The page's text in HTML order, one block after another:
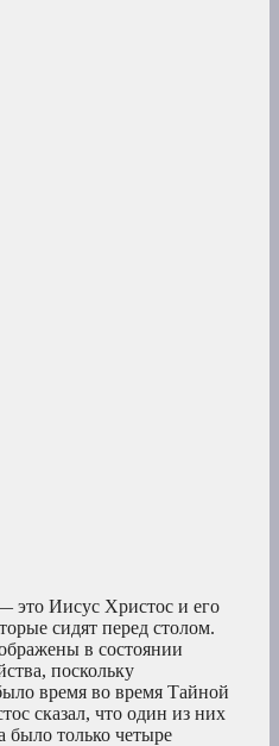
Иисус Христос и его
сидят перед столом.
в состоянии
поскольку
время во время Тайной
сказал, что один из них
было только четыре